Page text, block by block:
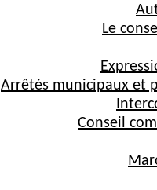
Le
Arrêtés municipaux et
Conseil